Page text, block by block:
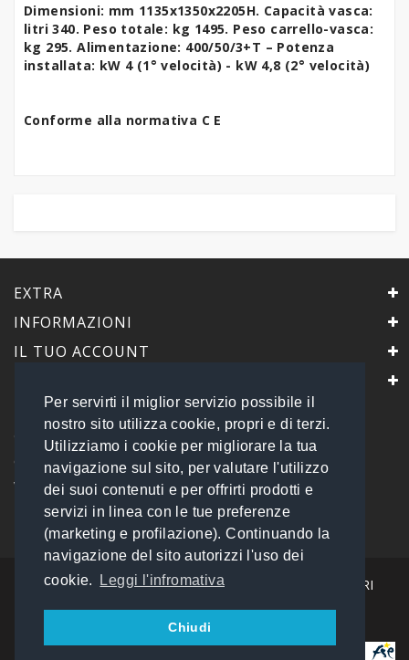
Per servirti il miglior servizio possibile il
nostro sito utilizza cookie, propri e di terzi.
Utilizziamo i cookie per migliorare la tua
navigazione sul sito, per valutare l'utilizzo
dei suoi contenuti e per offrirti prodotti e
servizi in linea con le tue preferenze
(marketing e profilazione). Continuando la
navigazione del sito autorizzi l'uso dei
cookie.
Leggi l'infromativa
Chiudi
Dimensioni: mm 1135x1350x2205H. Capacità vasca:
litri 340. Peso totale: kg 1495. Peso carrello-vasca:
kg 295. Alimentazione: 400/50/3+T – Potenza
installata: kW 4 (1° velocità) - kW 4,8 (2° velocità)
Conforme alla normativa C E
EXTRA
INFORMAZIONI
IL TUO ACCOUNT
PrimaScelta Point
è un marchio di
Global Service B2B Srls a socio unico
Via Tolemaide, 15 - 00192 Roma
P.IVA 14693851009 REA: RM - 1540057
Tel: 06 45548245
info@primasceltapoint.it
I NOSTRI CORRIERI